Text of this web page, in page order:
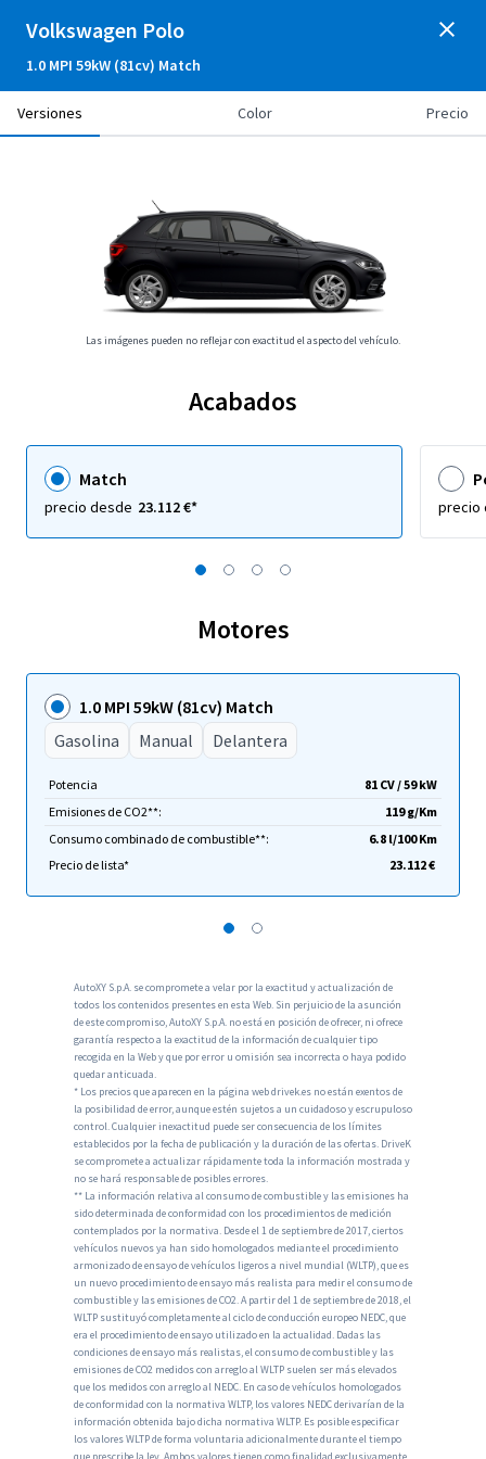
Volkswagen Polo
1.0 MPI 59kW (81cv) Match
Versiones Color Precio
Las imágenes pueden no reflejar con exactitud el aspecto del vehículo.
Acabados
Match
precio desde 23.112 €* precio
Motores
1.0 MPI 59kW (81cv) Match
Gasolina
Manual Delantera
Potencia
81 CV / 59 kW
Emisiones de CO2**:
119 g/Km
Consumo combinado de combustible**:
6.8 l/100 Km
Precio de lista*
23.112 €
AutoXY S.p.A. se compromete a velar por la exactitud y actualización de
todos los contenidos presentes en esta Web. Sin perjuicio de la asunción
de este compromiso, AutoXY S.p.A. no está en posición de ofrecer, ni ofrece
garantía respecto a la exactitud de la información de cualquier tipo
recogida en la Web y que por error u omisión sea incorrecta o haya podido
quedar anticuada.
* Los precios que aparecen en la página web drivek.es no están exentos de
la posibilidad de error, aunque estén sujetos a un cuidadoso y escrupuloso
control. Cualquier inexactitud puede ser consecuencia de los límites
establecidos por la fecha de publicación y la duración de las ofertas. DriveK
se compromete a actualizar rápidamente toda la información mostrada y
no se hará responsable de posibles errores.
** La información relativa al consumo de combustible y las emisiones ha
sido determinada de conformidad con los procedimientos de medición
contemplados por la normativa. Desde el 1 de septiembre de 2017, ciertos
vehículos nuevos ya han sido homologados mediante el procedimiento
armonizado de ensayo de vehículos ligeros a nivel mundial (WLTP), que es
un nuevo procedimiento de ensayo más realista para medir el consumo de
combustible y las emisiones de CO2. A partir del 1 de septiembre de 2018, el
WLTP sustituyó completamente al ciclo de conducción europeo NEDC, que
era el procedimiento de ensayo utilizado en la actualidad. Dadas las
condiciones de ensayo más realistas, el consumo de combustible y las
emisiones de CO2 medidos con arreglo al WLTP suelen ser más elevados
que los medidos con arreglo al NEDC. En caso de vehículos homologados
de conformidad con la normativa WLTP, los valores NEDC derivarían de la
información obtenida bajo dicha normativa WLTP. Es posible especificar
los valores WLTP de forma voluntaria adicionalmente durante el tiempo